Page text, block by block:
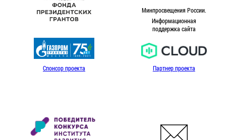
Минпросвещения России.
Информационная
поддержка сайта
Спонсор проекта Партнер проекта